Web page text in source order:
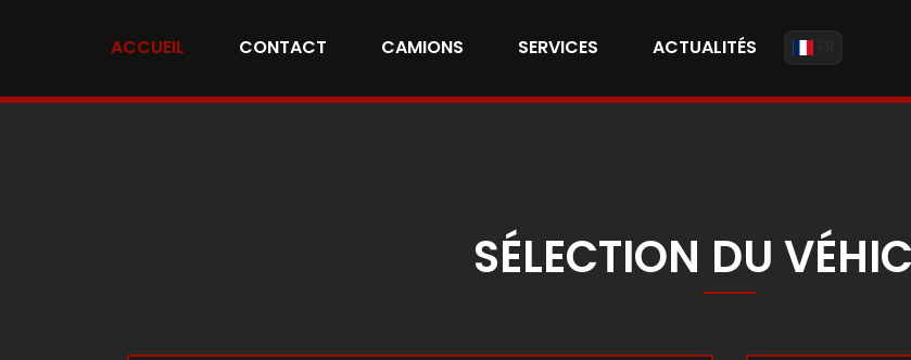
ACCUEIL CONTACT CAMIONS SERVICES ACTUALITÉS FR
SÉLECTION DU